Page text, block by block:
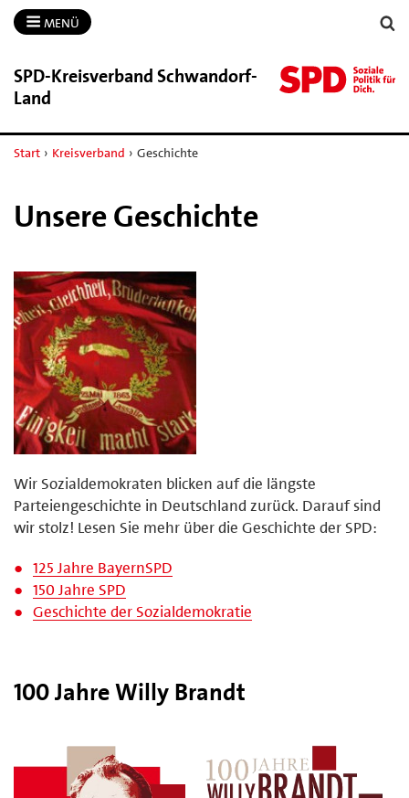
MENÜ
SPD-​Kreisverband Schwandorf-​
Land
Start › Kreisverband › Geschichte
Unsere Geschichte
Wir Sozialdemokraten blicken auf die längste
Parteiengeschichte in Deutschland zurück. Darauf sind
wir stolz! Lesen Sie mehr über die Geschichte der SPD:
125 Jahre BayernSPD
150 Jahre SPD
Geschichte der Sozialdemokratie
100 Jahre Willy Brandt